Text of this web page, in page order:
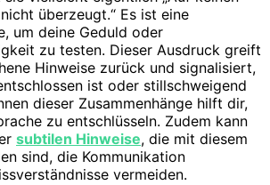
überzeugt.“ Es ist eine
um deine Geduld oder
zu testen. Dieser Ausdruck greift
Hinweise zurück und signalisiert,
ist oder stillschweigend
dieser Zusammenhänge hilft dir,
zu entschlüsseln. Zudem kann
subtilen Hinweise, die mit diesem
sind, die Kommunikation
vermeiden.